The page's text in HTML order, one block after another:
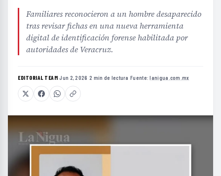
Familiares reconocieron a un hombre desaparecido
tras revisar fichas en una nueva herramienta
digital de identificación forense habilitada por
autoridades de Veracruz.
EDITORIAL TEAM·Jun 2, 2026 ·2 min de lectura ·Fuente:lanigua.com.mx